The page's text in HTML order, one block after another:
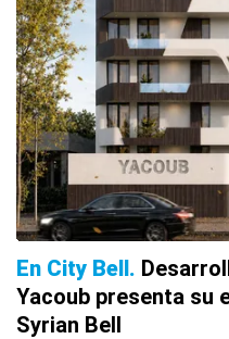
En City Bell
Yacoub presenta su
Syrian Bell